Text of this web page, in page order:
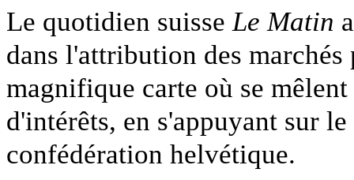
Le quotidien suisse Le Matin
dans l'attribution des
magnifique carte où se
d'intérêts, en s'appuyant sur
confédération helvétique.